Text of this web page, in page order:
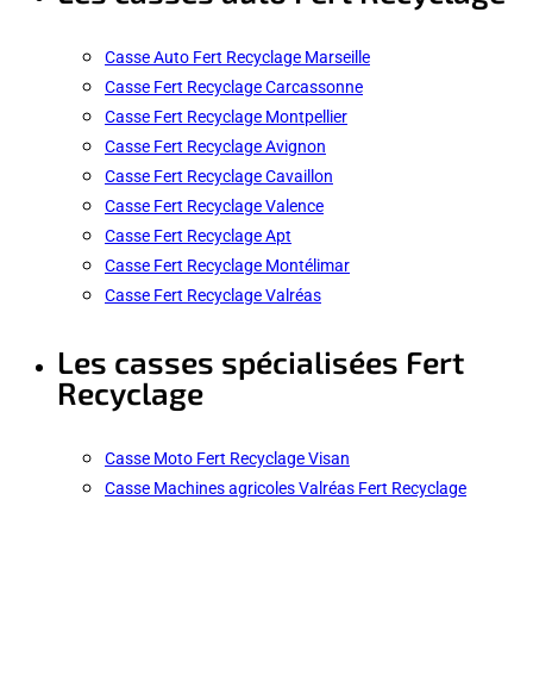
Casse Auto Fert Recyclage Marseille
Casse Fert Recyclage Carcassonne
Casse Fert Recyclage Montpellier
Casse Fert Recyclage Avignon
Casse Fert Recyclage Cavaillon
Casse Fert Recyclage Valence
Casse Fert Recyclage Apt
Casse Fert Recyclage Montélimar
Casse Fert Recyclage Valréas
Les casses spécialisées Fert
Recyclage
Casse Moto Fert Recyclage Visan
Casse Machines agricoles Valréas Fert Recyclage